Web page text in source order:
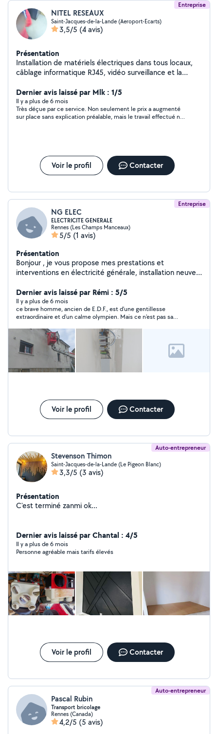
Entreprise
NITEL RESEAUX
Saint-Jacques-de-la-Lande (Aeroport-Ecarts)
3,5/5 (4 avis)
Présentation
Installation de matériels électriques dans tous locaux,
câblage informatique RJ45, vidéo surveillance et la
Dernier avis laissé par Mlk : 1/5
Il y a plus de 6 mois
Très déçue par ce service. Non seulement le prix a augmenté
sur place sans explication préalable, mais le travail effectué ne
s'était passé. Je déconseille vivement ce service.
Voir le profil Contacter
Entreprise
NG ELEC
ELECTRICITE GENERALE
Rennes (Les Champs Manceaux)
5/5 (1 avis)
Présentation
Bonjour , je vous propose mes prestations et
interventions en électricité générale, installation neuves
caméras vidéo survelance, création des cloisons sèches
et faux plafonds, nous intervenons dans tout le
département de l'île et vilaine.
Dernier avis laissé par Rémi : 5/5
Il y a plus de 6 mois
ce brave homme, ancien de E.D.F., est d'une gentillesse
extraordinaire et d'un calme olympien. Mais ce n'est pas sa
professionnel. Il est très arrangeant, et exécute exactement ce
que vous lui demandez. Le nombre d'étoiles est trop restreint
pour son travail, s'il y avait 10 étoiles, il les aurait méritées.
Voir le profil Contacter
Auto-entrepreneur
Stevenson Thimon
Saint-Jacques-de-la-Lande (Le Pigeon Blanc)
3,3/5 (3 avis)
Présentation
C'est terminé zanmi ok...
Dernier avis laissé par Chantal : 4/5
Il y a plus de 6 mois
Personne agréable mais tarifs élevés
Voir le profil Contacter
Auto-entrepreneur
Pascal Rubin
Transport bricolage
Rennes (Canada)
4,2/5 (5 avis)